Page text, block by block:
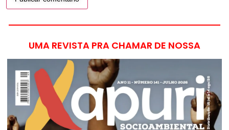
UMA REVISTA PRA CHAMAR DE NOSSA